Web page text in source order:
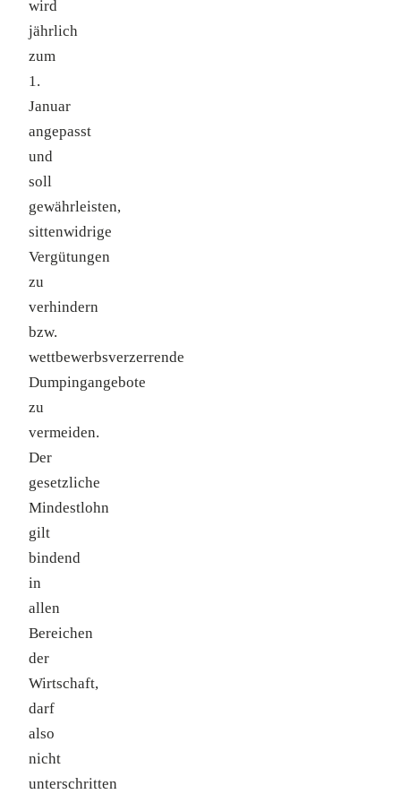
wird
jährlich
zum
1.
Januar
angepasst
und
soll
gewährleisten,
sittenwidrige
Vergütungen
zu
verhindern
bzw.
wettbewerbsverzerrende
Dumpingangebote
zu
vermeiden.
Der
gesetzliche
Mindestlohn
gilt
bindend
in
allen
Bereichen
der
Wirtschaft,
darf
also
nicht
unterschritten